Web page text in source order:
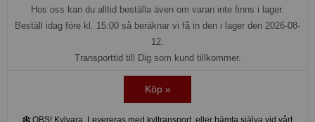
Hos oss kan du alltid beställa även om varan inte finns i lager.
Beställ idag före kl. 15:00 så beräknar vi få in den i lager den 2026-08-
12.
Transporttid till Dig som kund tillkommer.
Köp »
OBS! Kylvara. Levereras med kyltransport, eller hämta själva vid vårt